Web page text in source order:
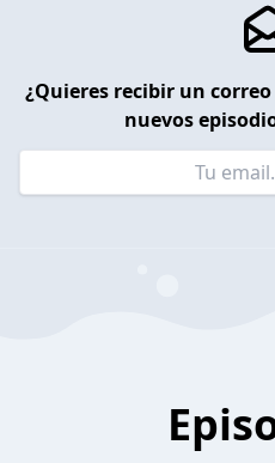
¿Quieres recibir un
nuevos